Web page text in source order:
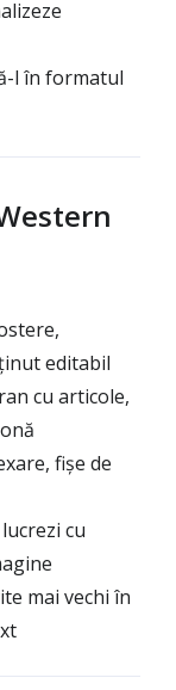
l în formatul
editabil
cu articole,
fișe de
cu
mai vechi în